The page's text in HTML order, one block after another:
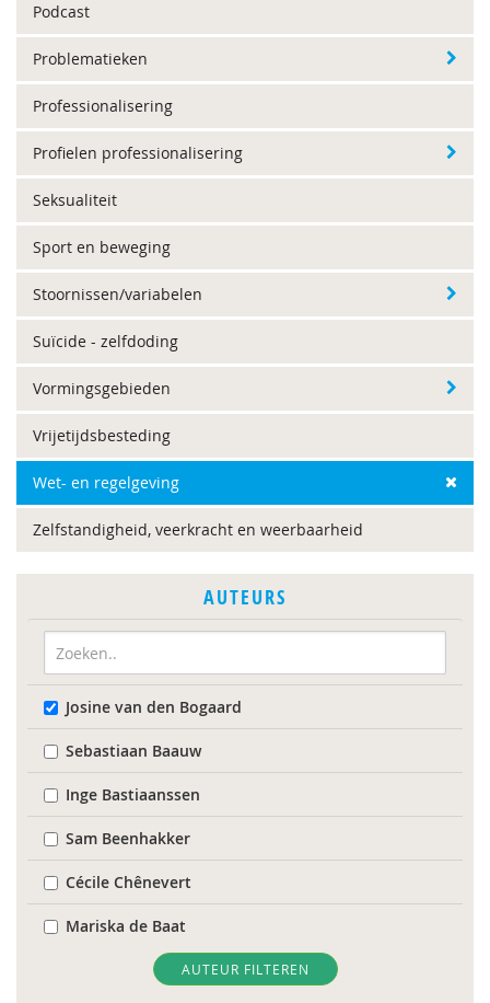
Podcast
Problematieken
Professionalisering
Profielen professionalisering
Seksualiteit
Sport en beweging
Stoornissen/variabelen
Suïcide - zelfdoding
Vormingsgebieden
Vrijetijdsbesteding
Wet- en regelgeving
Zelfstandigheid, veerkracht en weerbaarheid
AUTEURS
Josine van den Bogaard
Sebastiaan Baauw
Inge Bastiaanssen
Sam Beenhakker
Cécile Chênevert
Mariska de Baat
Reinier Feiner AUTEUR FILTEREN